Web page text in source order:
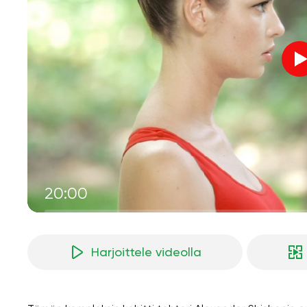
20:00
Harjoittele videolla